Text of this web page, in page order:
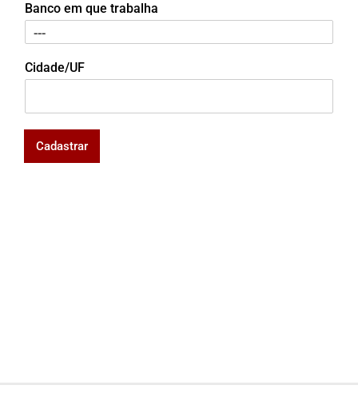
Banco em que trabalha
Cidade/UF
Cadastrar